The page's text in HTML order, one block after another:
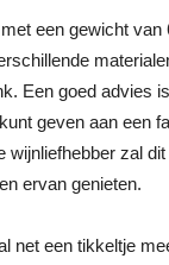
een gewicht van
Een goed advies
geven aan een
wijnliefhebber zal
ervan genieten.
net een tikkeltje